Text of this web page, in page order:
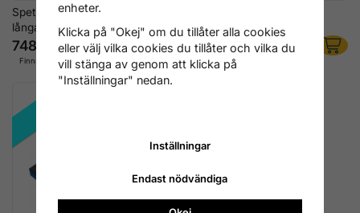
Spetstång-sats, 290 mm, med
långa käftar, 5 delar
748 kr
Finns ej i lager
Isolerade Tänger
748 kr
Finns i lager
REA!
enheter.
Klicka på "Okej" om du tillåter alla cookies
eller välj vilka cookies du tillåter och vilka du
vill stänga av genom att klicka på
"Inställningar" nedan.
Inställningar
Endast nödvändiga